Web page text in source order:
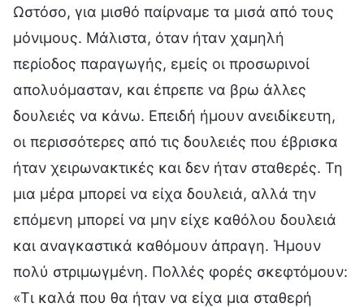
Ωστόσο, για μισθό παίρναμε τα μισά από τους
μόνιμους. Μάλιστα, όταν ήταν χαμηλή
περίοδος παραγωγής, εμείς οι προσωρινοί
απολυόμασταν, και έπρεπε να βρω άλλες
δουλειές να κάνω. Επειδή ήμουν ανειδίκευτη,
οι περισσότερες από τις δουλειές που έβρισκα
ήταν χειρωνακτικές και δεν ήταν σταθερές. Τη
μια μέρα μπορεί να είχα δουλειά, αλλά την
επόμενη μπορεί να μην είχε καθόλου δουλειά
και αναγκαστικά καθόμουν άπραγη. Ήμουν
πολύ στριμωγμένη. Πολλές φορές σκεφτόμουν:
«Τι καλά που θα ήταν να είχα μια σταθερή